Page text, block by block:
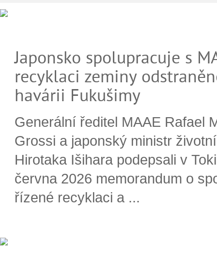
Japonsko spolupracuje s
recyklaci zeminy
havárii Fukušimy
Generální ředitel MAAE Rafael
Grossi a japonský ministr
Hirotaka Išihara podepsali v
června 2026 memorandum o
řízené recyklaci a ...